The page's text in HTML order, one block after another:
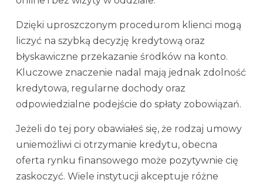
Dzięki uproszczonym procedurom klienci mogą
liczyć na szybką decyzję kredytową oraz
błyskawiczne przekazanie środków na konto.
Kluczowe znaczenie nadal mają jednak zdolność
kredytowa, regularne dochody oraz
odpowiedzialne podejście do spłaty zobowiązań.
Jeżeli do tej pory obawiałeś się, że rodzaj umowy
uniemożliwi ci otrzymanie kredytu, obecna
oferta rynku finansowego może pozytywnie cię
zaskoczyć. Wiele instytucji akceptuje różne